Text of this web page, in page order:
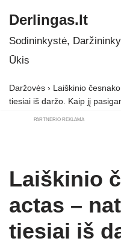
Skip
to
Derlingas.lt
Sodininkystė,
Ūkis
Daržovės › Laiškinio
tiesiai iš daržo. Kaip jį
PARTNERIO REKLAMA
Laiškinio
actas –
tiesiai iš